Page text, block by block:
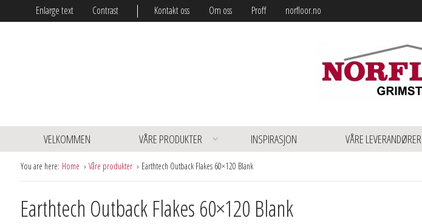
Enlarge text Contrast Kontakt oss Om oss Proff norfloor.no
VELKOMMEN VÅRE PRODUKTER INSPIRASJON VÅRE LEVERANDØRER
You are here: Home Våre produkter Earthtech Outback Flakes 60×120 Blank
Earthtech Outback Flakes 60×120 Blank